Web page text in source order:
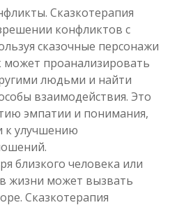
Сказкотерапия
конфликтов с
сказочные персонажи
может проанализировать
людьми и найти
взаимодействия. Это
эмпатии и понимания,
к улучшению
близкого человека или
жизни может вызвать
Сказкотерапия